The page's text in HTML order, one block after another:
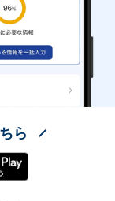
ら